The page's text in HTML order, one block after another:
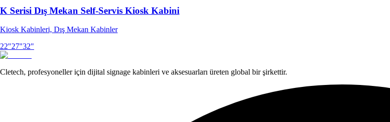
K Serisi Dış Mekan Self-Servis Kiosk Kabini
Kiosk Kabinleri, Dış Mekan Kabinler
22"27"32"
Cletech, profesyoneller için dijital signage kabinleri ve aksesuarları üreten global bir şirkettir.